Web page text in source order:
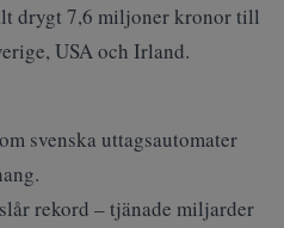
drygt 7,6 miljoner kronor till
USA och Irland.
svenska uttagsautomater
rekord – tjänade miljarder